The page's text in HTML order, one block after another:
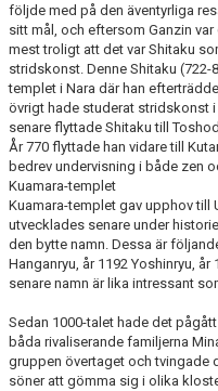
följde med på den äventyrliga
sitt mål, och eftersom Ganzin
mest troligt att det var Shitaku
stridskonst. Denne Shitaku
templet i Nara där han
övrigt hade studerat stridskonst i
senare flyttade Shitaku till
År 770 flyttade han vidare till
bedrev undervisning i både zen
Kuamara-templet
Kuamara-templet gav upphov till
utvecklades senare under
den bytte namn. Dessa är
Hanganryu, år 1192 Yoshinryu,
senare namn är lika intressant
Sedan 1000-talet hade det
båda rivaliserande familjerna
gruppen övertaget och tvingade
söner att gömma sig i olika